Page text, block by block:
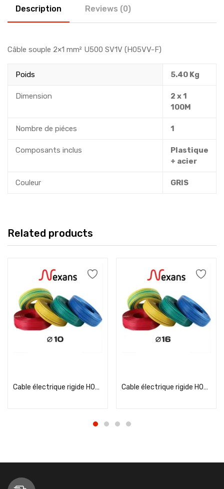
Description Reviews (0)
Câble souple 2×1 mm² U500 SV1V (H05VV-F)
Poids 5.40 Kg
Dimension
2 x 1
100M
Nombre de piéces 1
Composants inclus
Plastique
+ acier
Couleur GRIS
Related products
Cable électrique rigide H07VR 10² Nexans Cable électrique rigide H07VR 16² Nexans